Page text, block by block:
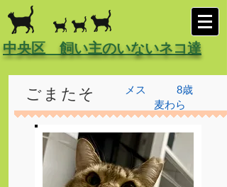
中央区 飼い主のいないネコ達
メス
ごまたそ
8歳
麦わら